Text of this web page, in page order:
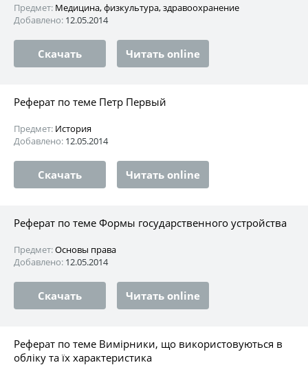
Предмет: Медицина, физкультура, здравоохранение
Добавлено: 12.05.2014
Скачать Читать online
Реферат по теме Петр Первый
Предмет: История
Добавлено: 12.05.2014
Скачать Читать online
Реферат по теме Формы государственного устройства
Предмет:Основы права
Добавлено: 12.05.2014
Скачать Читать online
Реферат по теме Вимірники, що використовуються в
обліку та їх характеристика